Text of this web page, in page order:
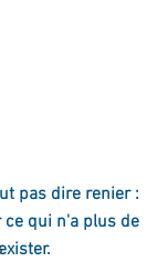
pas dire renier :
qui n'a plus de